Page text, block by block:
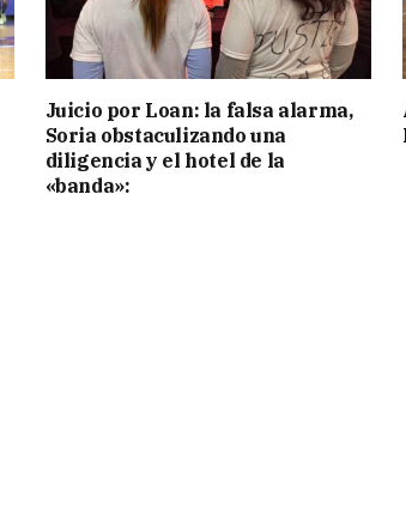
Juicio por Loan: la falsa alarma,
Soria obstaculizando una
diligencia y el hotel de la
«banda»: